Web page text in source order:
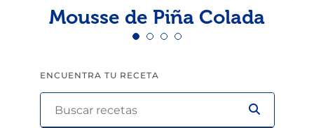
Mousse de Piña Colada
ENCUENTRA TU RECETA